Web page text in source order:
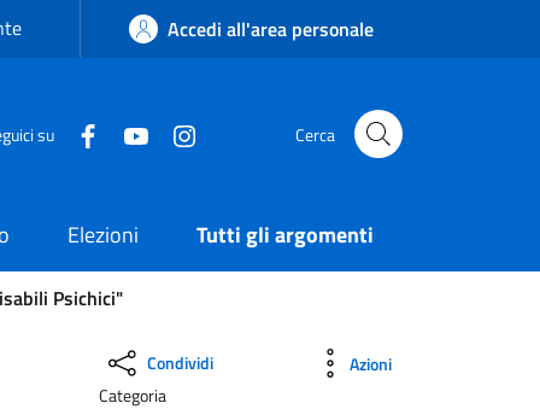
Accedi all'area personale
su Cerca
Elezioni Tutti gli argomenti
Psichici"
Categoria
Condividi Azioni